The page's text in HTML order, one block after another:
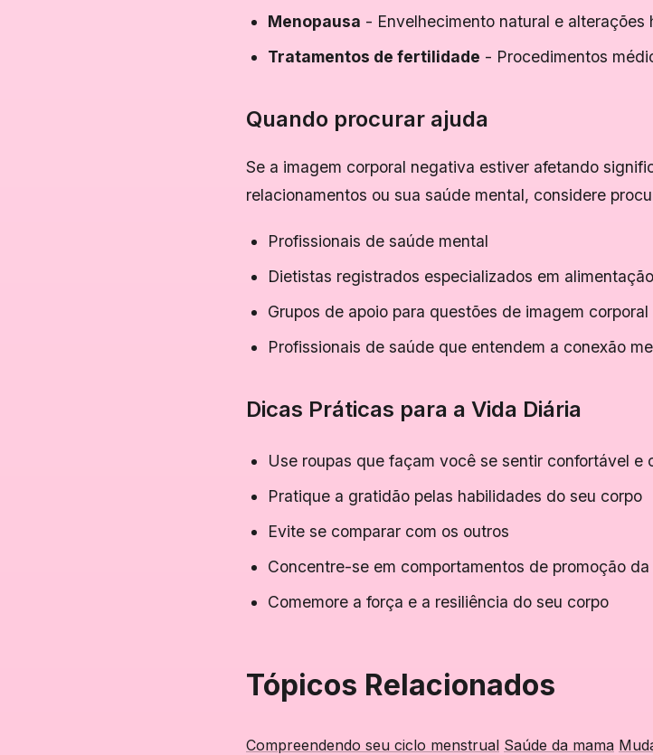
Menopausa - Envelhecimento natural e alterações
Tratamentos de fertilidade - Procedimentos
Quando procurar ajuda
Se a imagem corporal negativa estiver afetando
relacionamentos ou sua saúde mental, considere
Profissionais de saúde mental
Dietistas registrados especializados em
Grupos de apoio para questões de imagem corporal
Profissionais de saúde que entendem a conexão
Dicas Práticas para a Vida Diária
Use roupas que façam você se sentir confortável e
Pratique a gratidão pelas habilidades do seu corpo
Evite se comparar com os outros
Concentre-se em comportamentos de promoção
Comemore a força e a resiliência do seu corpo
Tópicos Relacionados
Compreendendo seu ciclo menstrual Saúde da mama